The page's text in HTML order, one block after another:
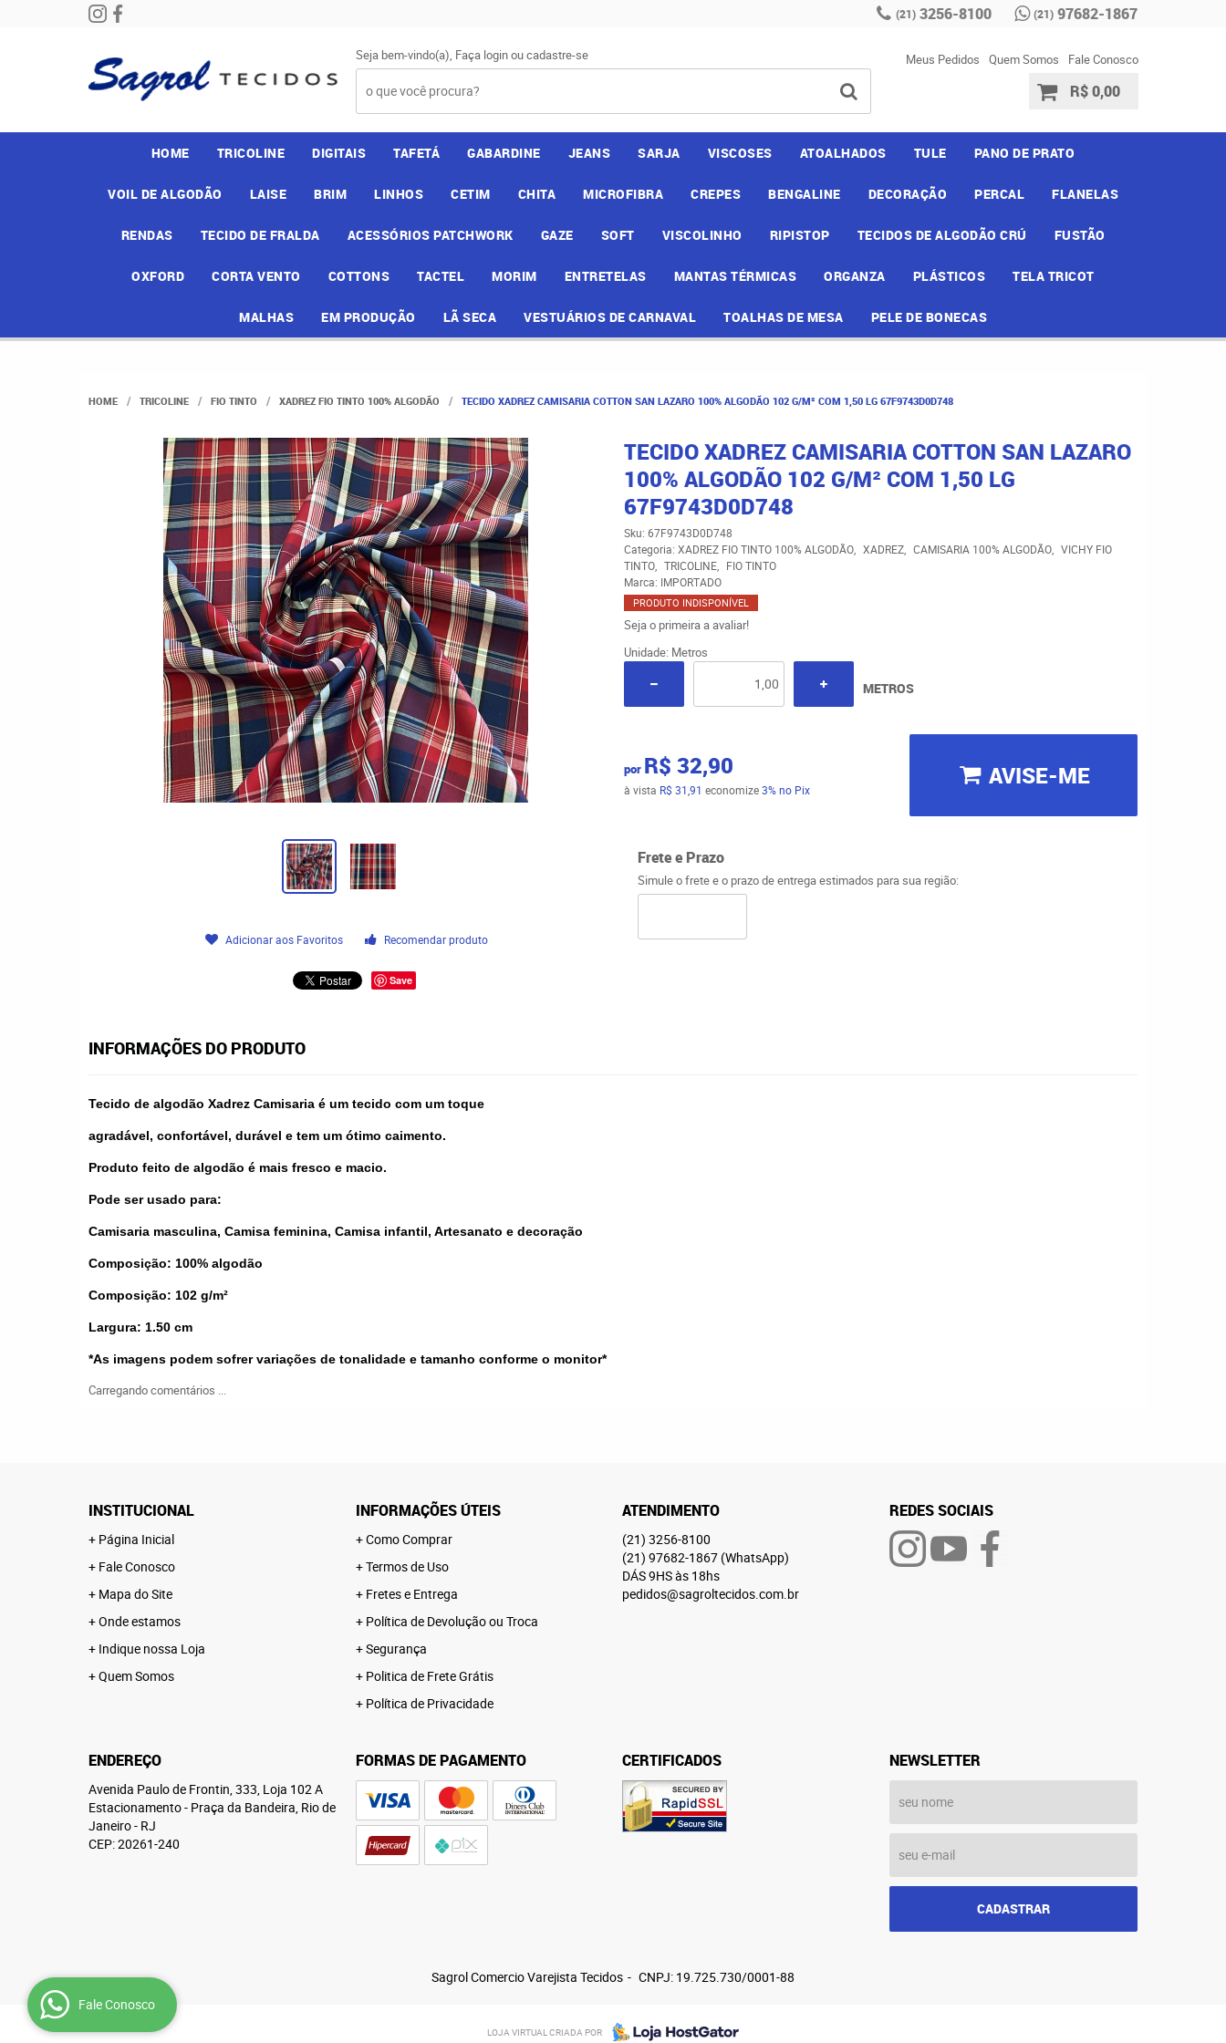
(21) 3256-8100 (21) 97682-1867
Seja bem-vindo(a), Faça loginoucadastre-se Meus Pedidos Quem Somos Fale Conosco
R$ 0,00
HOME TRICOLINE DIGITAIS TAFETÁ GABARDINE JEANS SARJA VISCOSES ATOALHADOS TULE PANO DE PRATO
VOIL DE ALGODÃO LAISE BRIM LINHOS CETIM CHITA MICROFIBRA CREPES BENGALINE DECORAÇÃO PERCAL FLANELAS
RENDAS TECIDO DE FRALDA ACESSÓRIOS PATCHWORK GAZE SOFT VISCOLINHO RIPISTOP TECIDOS DE ALGODÃO CRÚ FUSTÃO
OXFORD CORTA VENTO COTTONS TACTEL MORIM ENTRETELAS MANTAS TÉRMICAS ORGANZA PLÁSTICOS TELA TRICOT
MALHAS EM PRODUÇÃO LÃ SECA VESTUÁRIOS DE CARNAVAL TOALHAS DE MESA PELE DE BONECAS
HOME TRICOLINE FIO TINTO XADREZ FIO TINTO 100% ALGODÃO TECIDO XADREZ CAMISARIA COTTON SAN LAZARO 100% ALGODÃO 102 G/M² COM 1,50 LG 67F9743D0D748
Adicionar aos Favoritos Recomendar produto
Save
TECIDO XADREZ CAMISARIA COTTON SAN LAZARO
100% ALGODÃO 102 G/M² COM 1,50 LG
67F9743D0D748
Sku: 67F9743D0D748
Categoria: XADREZ FIO TINTO 100% ALGODÃO XADREZ CAMISARIA 100% ALGODÃO
VICHY FIO
TINTO
TRICOLINE
FIO TINTO
Marca: IMPORTADO
PRODUTO INDISPONÍVEL
Seja o primeira a avaliar!
Unidade: Metros
METROS
por R$ 32,90
à vista R$ 31,91 economize3% no Pix AVISE-ME
Frete e Prazo
Simule o frete e o prazo de entrega estimados para sua região:
INFORMAÇÕES DO PRODUTO
Tecido de algodão Xadrez Camisaria é um tecido com um toque
agradável, confortável, durável e tem um ótimo caimento.
Produto feito de algodão é mais fresco e macio.
Pode ser usado para:
Camisaria masculina, Camisa feminina, Camisa infantil, Artesanato e decoração
Composição: 100% algodão
Composição: 102 g/m²
Largura: 1.50 cm
*As imagens podem sofrer variações de tonalidade e tamanho conforme o monitor*
Carregando comentários ...
INSTITUCIONAL
Página Inicial
Fale Conosco
Mapa do Site
Onde estamos
Indique nossa Loja
Quem Somos
INFORMAÇÕES ÚTEIS
Como Comprar
Termos de Uso
Fretes e Entrega
Política de Devolução ou Troca
Segurança
Politica de Frete Grátis
Política de Privacidade
ATENDIMENTO
(21) 3256-8100
(21) 97682-1867 (WhatsApp)
DÁS 9HS às 18hs
pedidos@sagroltecidos.com.br
REDES SOCIAIS
ENDEREÇO
Avenida Paulo de Frontin, 333, Loja 102 A
Estacionamento- Praça da Bandeira, Rio de
Janeiro- RJ
CEP: 20261-240
FORMAS DE PAGAMENTO CERTIFICADOS NEWSLETTER
CADASTRAR
Sagrol Comercio Varejista Tecidos CNPJ: 19.725.730/0001-88
LOJA VIRTUAL CRIADA POR
Fale Conosco